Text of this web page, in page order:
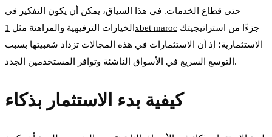
حتى قطاع الخدمات. في هذا السياق، يمكن أن يكون التفكير في
الخيارات الترفيهية والمراهنة مثل 1xbet maroc
الاستثمارية؛ إذ أن الاستثمارات في هذه المجالات تزداد شعبيتها بسبب
التوسع السريع في الأسواق الناشئة وتوافر المستخدمين الجدد.
كيفية بدء الاستثمار بذكاء